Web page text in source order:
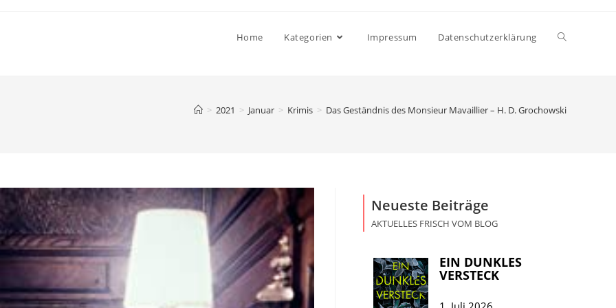
Home Kategorien Impressum Datenschutzerklärung
> 2021 > Januar > Krimis > Das Geständnis des Monsieur Mavaillier – H. D. Grochowski
Neueste Beiträge
AKTUELLES FRISCH VOM BLOG
EIN DUNKLES
VERSTECK